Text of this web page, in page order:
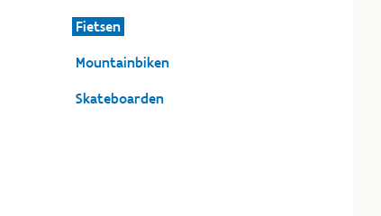
Fietsen
Mountainbiken
Skateboarden